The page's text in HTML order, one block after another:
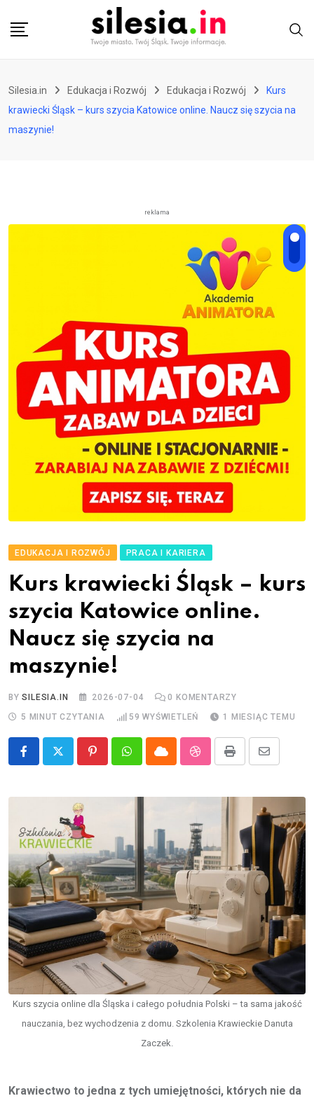
Silesia.in Edukacja i Rozwój Edukacja i Rozwój
Kurs
krawiecki Śląsk – kurs szycia Katowice online. Naucz się szycia na
maszynie!
reklama
EDUKACJA I ROZWÓJ PRACA I KARIERA
Kurs krawiecki Śląsk – kurs
szycia Katowice online.
Naucz się szycia na
maszynie!
BYSILESIA.IN 2026-07-04 0 KOMENTARZY
5 MINUT CZYTANIA
59 WYŚWIETLEŃ 1 MIESIĄC TEMU
PinterestWhatsappCloud StumbleUpon
Print
Share
Email
Kurs szycia online dla Śląska i całego południa Polski – ta sama jakość
nauczania, bez wychodzenia z domu. Szkolenia Krawieckie Danuta
Zaczek.
Krawiectwo to jedna z tych umiejętności, których nie da